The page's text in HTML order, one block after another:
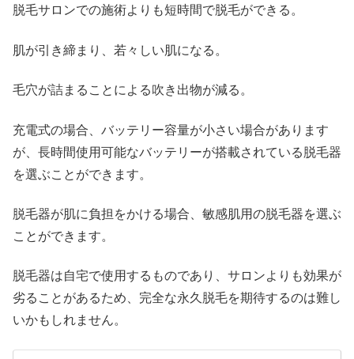
脱毛サロンでの施術よりも短時間で脱毛ができる。
肌が引き締まり、若々しい肌になる。
毛穴が詰まることによる吹き出物が減る。
充電式の場合、バッテリー容量が小さい場合があります
が、長時間使用可能なバッテリーが搭載されている脱毛器
を選ぶことができます。
脱毛器が肌に負担をかける場合、敏感肌用の脱毛器を選ぶ
ことができます。
脱毛器は自宅で使用するものであり、サロンよりも効果が
劣ることがあるため、完全な永久脱毛を期待するのは難し
いかもしれません。